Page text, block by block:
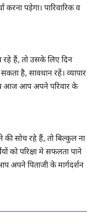
पड़ेगा। पारिवारिक व
हैं, तो उसके लिए दिन
है, सावधान रहें। व्यापार
आज आप अपने परिवार के
सोच रहे हैं, तो बिल्कुल ना
को परिक्षा मे सफलता पाने
अपने पिताजी के मार्गदर्शन